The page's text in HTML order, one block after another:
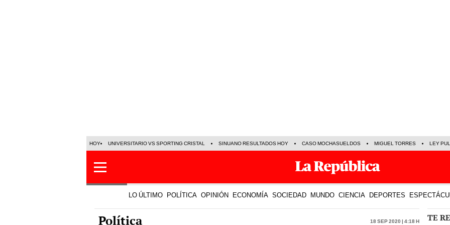
LO ÚLTIMO POLÍTICA OPINIÓN ECONOMÍA SOCIEDAD MUNDO CIENCIA DEPORTES
Política 18 Sep 2020 | 4:18 h TE